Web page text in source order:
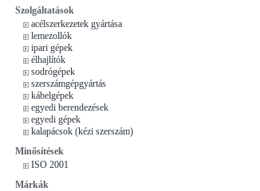
Szolgáltatások
acélszerkezetek gyártása
lemezollók
ipari gépek
élhajlítók
sodrógépek
szerszámgépgyártás
kábelgépek
egyedi berendezések
egyedi gépek
kalapácsok (kézi szerszám)
Minősítések
ISO 2001
Márkák